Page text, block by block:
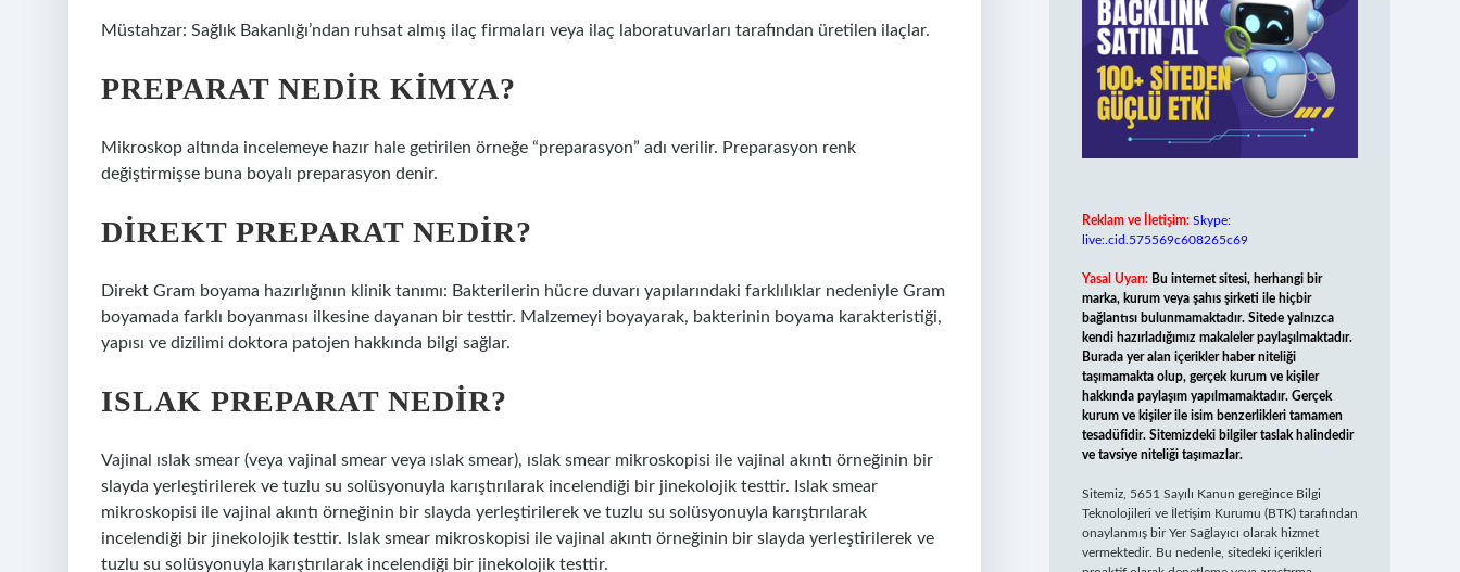
Müstahzar: Sağlık Bakanlığı’ndan ruhsat almış ilaç firmaları veya ilaç laboratuvarları tarafından üretilen ilaçlar.
PREPARAT NEDIR KIMYA?
Mikroskop altında incelemeye hazır hale getirilen örneğe “preparasyon” adı verilir. Preparasyon renk
değiştirmişse buna boyalı preparasyon denir.
DIREKT PREPARAT NEDIR?
Direkt Gram boyama hazırlığının klinik tanımı: Bakterilerin hücre duvarı yapılarındaki farklılıklar nedeniyle Gram
boyamada farklı boyanması ilkesine dayanan bir testtir. Malzemeyi boyayarak, bakterinin boyama karakteristiği,
yapısı ve dizilimi doktora patojen hakkında bilgi sağlar.
ISLAK PREPARAT NEDIR?
Vajinal ıslak smear (veya vajinal smear veya ıslak smear), ıslak smear mikroskopisi ile vajinal akıntı örneğinin bir
slayda yerleştirilerek ve tuzlu su solüsyonuyla karıştırılarak incelendiği bir jinekolojik testtir. Islak smear
mikroskopisi ile vajinal akıntı örneğinin bir slayda yerleştirilerek ve tuzlu su solüsyonuyla karıştırılarak
incelendiği bir jinekolojik testtir. Islak smear mikroskopisi ile vajinal akıntı örneğinin bir slayda yerleştirilerek ve
tuzlu su solüsyonuyla karıştırılarak incelendiği bir jinekolojik testtir.
Reklam ve İletişim: Skype:
live:.cid.575569c608265c69
Yasal Uyarı: Bu internet sitesi, herhangi bir
marka, kurum veya şahıs şirketi ile hiçbir
bağlantısı bulunmamaktadır. Sitede yalnızca
kendi hazırladığımız makaleler paylaşılmaktadır.
Burada yer alan içerikler haber niteliği
taşımamakta olup, gerçek kurum ve kişiler
hakkında paylaşım yapılmamaktadır. Gerçek
kurum ve kişiler ile isim benzerlikleri tamamen
tesadüfidir. Sitemizdeki bilgiler taslak halindedir
ve tavsiye niteliği taşımazlar.
Sitemiz, 5651 Sayılı Kanun gereğince Bilgi
Teknolojileri ve İletişim Kurumu (BTK) tarafından
onaylanmış bir Yer Sağlayıcı olarak hizmet
vermektedir. Bu nedenle, sitedeki içerikleri